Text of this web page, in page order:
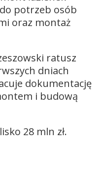
potrzeb osób
oraz montaż
ratusz
dniach
dokumentację
i budową
28 mln zł.